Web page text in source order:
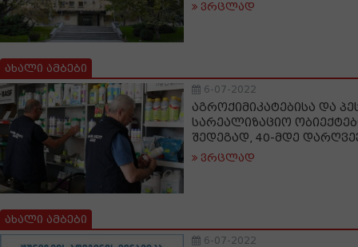
ვრცლად
ახალი ამბები
6-07-2022
აგროქიმიკატებისა და
სარეალიზაციო
შედეგად, 40-მდე
ვრცლად
ახალი ამბები
6-07-2022